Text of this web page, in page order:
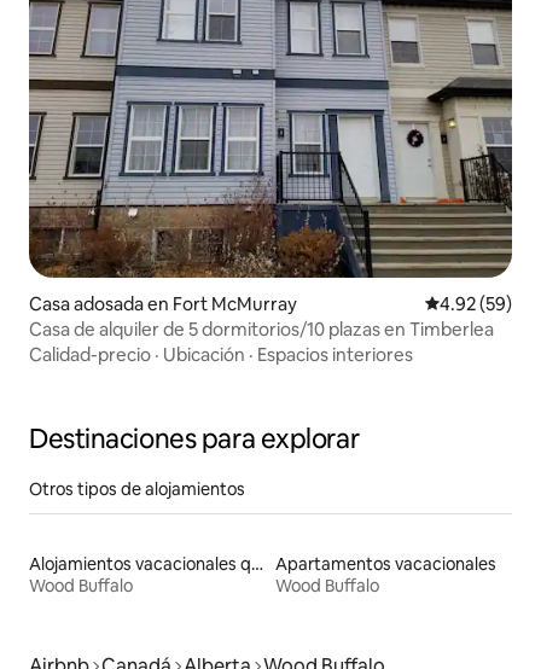
Casa adosada en Fort McMurray Calificación
4.92 (59)
Casa de alquiler de 5 dormitorios/10 plazas en Timberlea
Calidad-precio · Ubicación · Espacios interiores
Destinaciones para explorar
Otros tipos de alojamientos
Alojamientos vacacionales que admiten mascotas
Wood Buffalo
Apartamentos vacacionales
Wood Buffalo